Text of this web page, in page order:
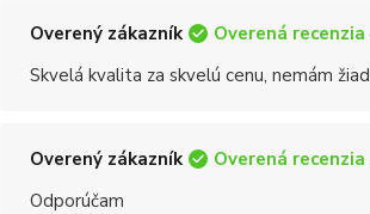
Overený zákazník Overená recenzia
Skvelá kvalita za skvelú cenu, nemám
Overený zákazník Overená recenzia
Odporúčam